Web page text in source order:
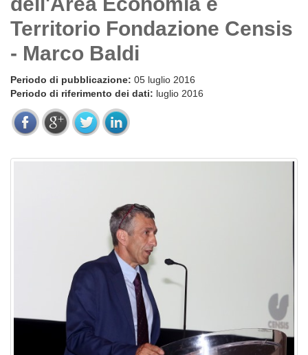
Territorio Fondazione Censis
- Marco Baldi
Periodo di pubblicazione: 05 luglio 2016
Periodo di riferimento dei dati: luglio 2016